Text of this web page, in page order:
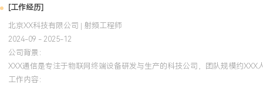
[工作经历]
北京XX科技有限公司 | 射频工程师
2024-09 - 2025-12
公司背景：
XXX通信是专注于物联网终端设备研发与生产的科技公司，团队规模约
工作内容：